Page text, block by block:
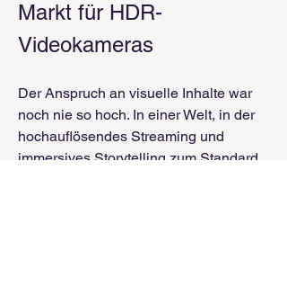
Markt für HDR-
Videokameras
Der Anspruch an visuelle Inhalte war
noch nie so hoch. In einer Welt, in der
hochauflösendes Streaming und
immersives Storytelling zum Standard